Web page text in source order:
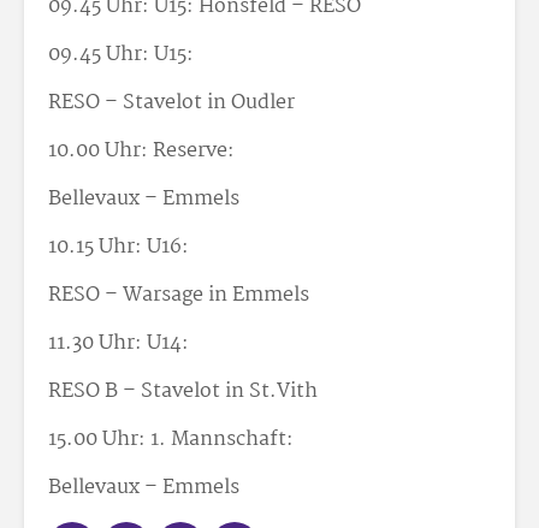
09.45 Uhr: U15: Honsfeld – RESO
09.45 Uhr: U15:
RESO – Stavelot in Oudler
10.00 Uhr: Reserve:
Bellevaux – Emmels
10.15 Uhr: U16:
RESO – Warsage in Emmels
11.30 Uhr: U14:
RESO B – Stavelot in St.Vith
15.00 Uhr: 1. Mannschaft:
Bellevaux – Emmels